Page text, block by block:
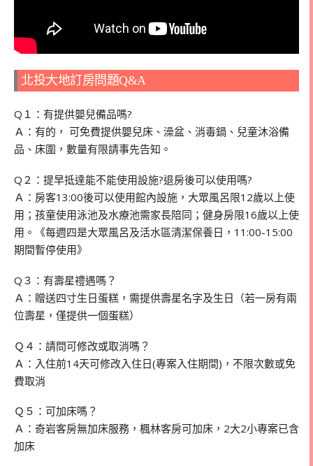
北投大地訂房問題Q&A
Q１：有提供嬰兒備品嗎?
Ａ：有的， 可免費提供嬰兒床、澡盆、消毒鍋、兒童沐浴備
品、床圍，數量有限請事先告知。
Q２：提早抵達能不能使用設施?退房後可以使用嗎?
Ａ：房客13:00後可以使用館內設施，大眾風呂限12歲以上使
用；孩童使用泳池及水療池需家長陪同；健身房限16歲以上使
用。《每週四是大眾風呂及活水區清潔保養日，11:00-15:00
期間暫停使用》
Q３：有壽星禮遇嗎？
Ａ：贈送四寸生日蛋糕，需提供壽星名字及生日（若一房有兩
位壽星，僅提供一個蛋糕）
Ｑ４：請問可修改或取消嗎？
Ａ：入住前14天可修改入住日(專案入住期間)，不限次數或免
費取消
Ｑ５：可加床嗎？
Ａ：奇岩客房無加床服務，楓林客房可加床，2大2小專案已含
加床